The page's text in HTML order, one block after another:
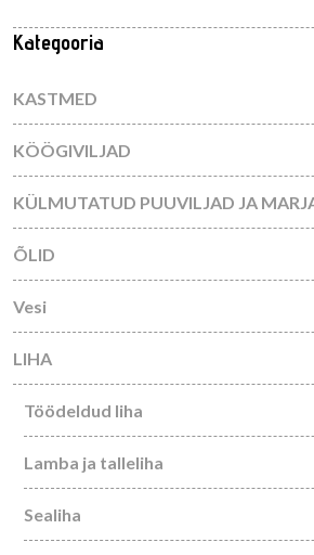
Kategooria
KASTMED
KÖÖGIVILJAD
KÜLMUTATUD PUUVILJAD JA
ÕLID
Vesi
LIHA
Töödeldud liha
Lamba ja talleliha
Sealiha